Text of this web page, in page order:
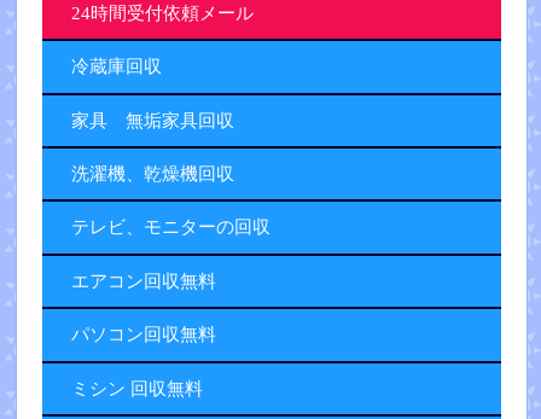
24時間受付依頼メール
冷蔵庫回収
家具 無垢家具回収
洗濯機、乾燥機回収
テレビ、モニターの回収
エアコン回収無料
パソコン回収無料
ミシン 回収無料